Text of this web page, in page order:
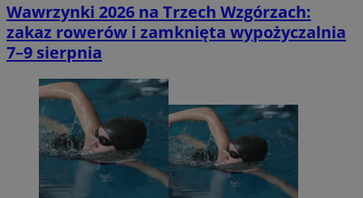
Wawrzynki 2026 na Trzech Wzgórzach:
zakaz rowerów i zamknięta wypożyczalnia
7–9 sierpnia